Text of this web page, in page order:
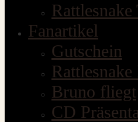
Rattlesnake
Fanartikel
Gutschein
Bruno fliegt
CD